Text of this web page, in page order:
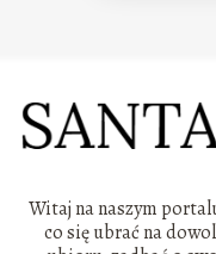
Witaj na naszym
co się ubrać na